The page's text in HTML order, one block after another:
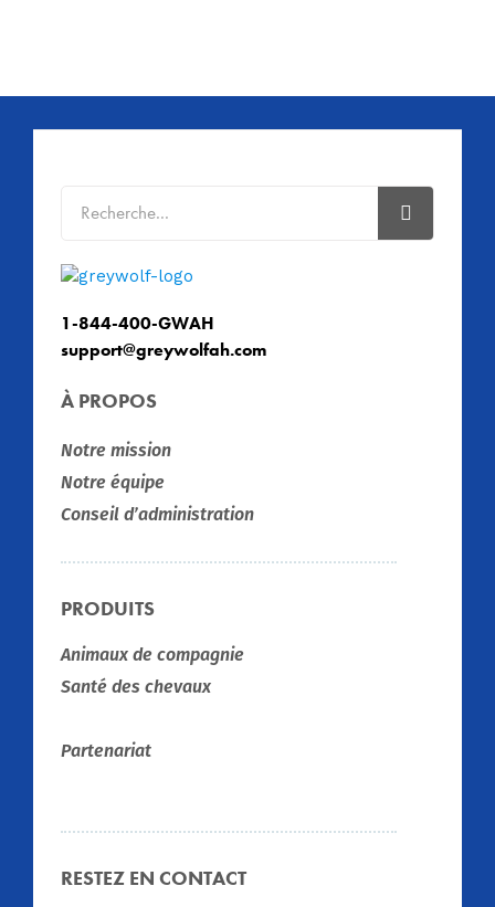
1-844-400-GWAH
support@greywolfah.com
À PROPOS
Notre mission
Notre équipe
Conseil d’administration
PRODUITS
Animaux de compagnie
Santé des chevaux
Partenariat
RESTEZ EN CONTACT